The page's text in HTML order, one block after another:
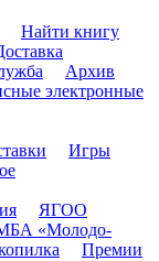
Найти книгу
Архив
электронные
Игры
ЯГОО
«Молодо-
Премии